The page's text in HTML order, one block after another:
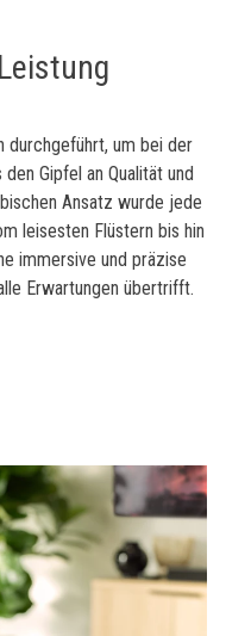
durchgeführt, um bei der
Gipfel an Qualität und
Ansatz wurde jede
leisesten Flüstern bis hin
immersive und präzise
Erwartungen übertrifft.